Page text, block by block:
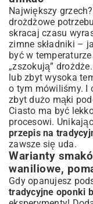
Największy
drożdżowe
skracaj czasu
zimne składniki –
być w
„zszokują”
lub zbyt wysoka
o tym mówiliśmy. I
zbyt dużo mąki
Ciasto ma być
procesowi.
przepis na
zawsze się uda.
Warianty
waniliowe,
Gdy opanujesz
tradycyjne oponki